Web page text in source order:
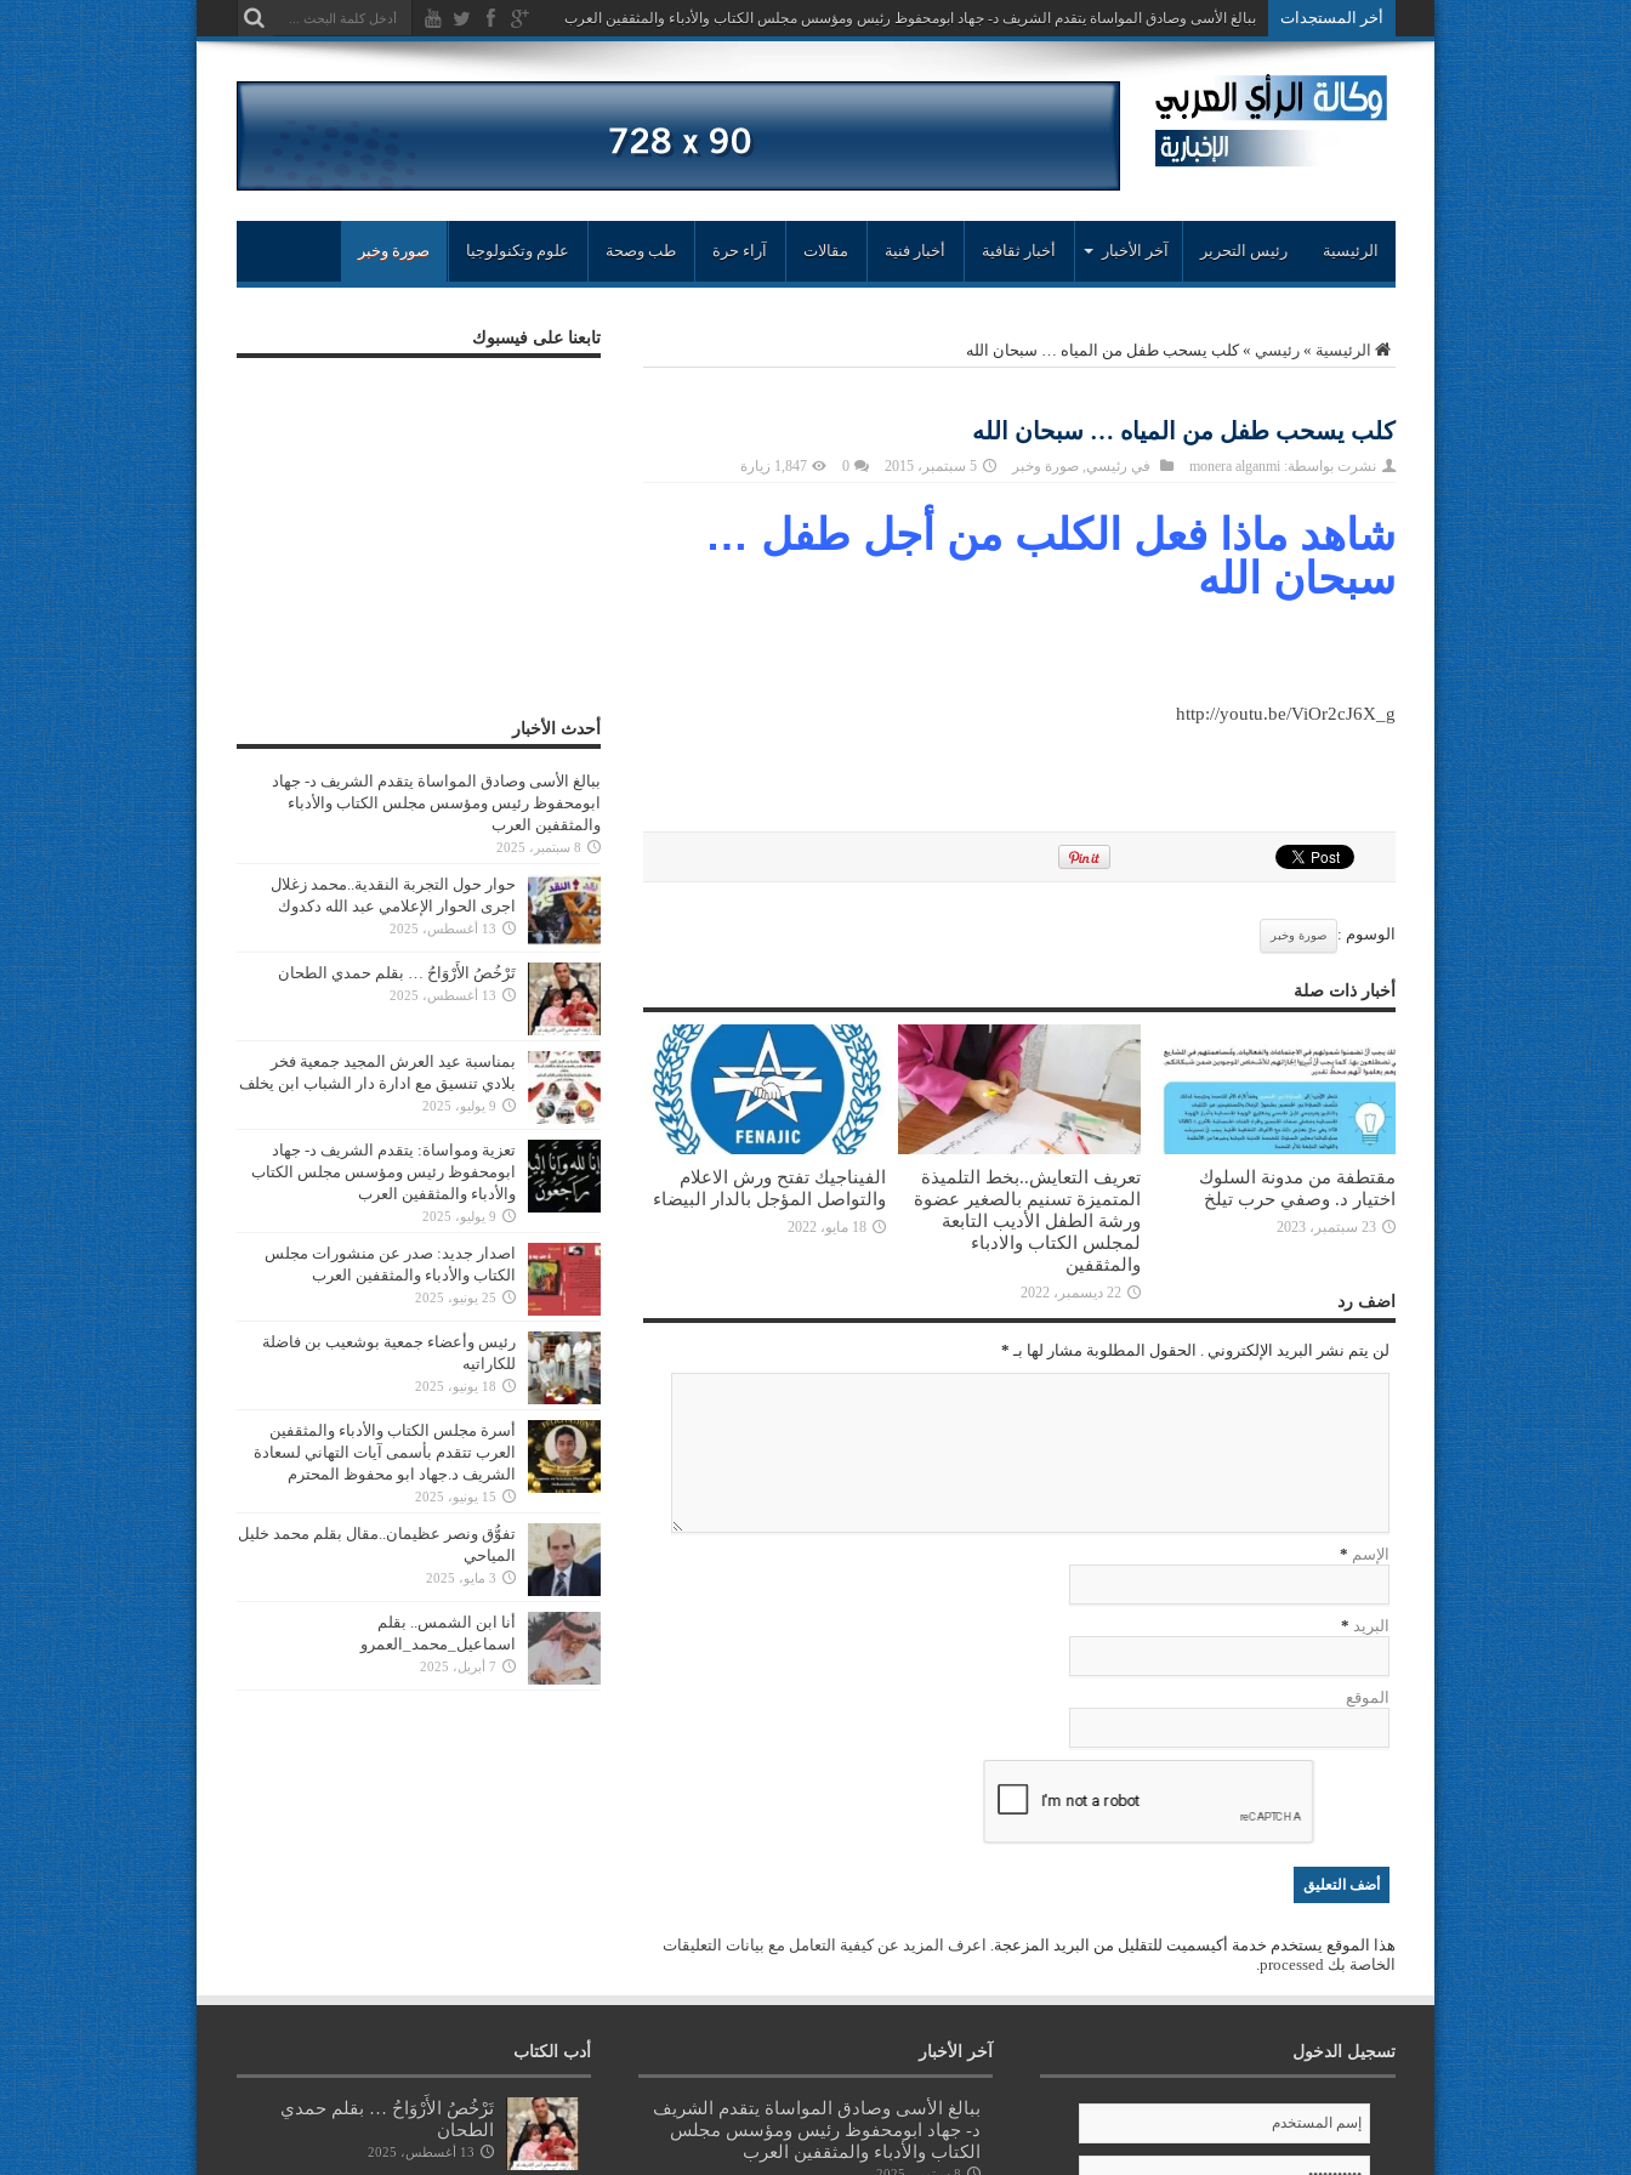
أخر المستجدات حوار حول التجر
الرئيسية رئيس التحرير آخر الأخبار أخبار ثقافية أخبار فنية مقالات آراء حرة طب وصحة علوم وتكنولوجيا صورة وخبر
الرئيسية »رئيسي »كلب يسحب طفل من المياه … سبحان الله
كلب يسحب طفل من المياه … سبحان الله
نشرت بواسطة:monera alganmi في رئيسي, صورة وخبر 5 سبتمبر، 2015 0 1,847 زيارة
شاهد ماذا فعل الكلب من أجل طفل …
سبحان الله
http://youtu.be/ViOr2cJ6X_g
الوسوم : صورة وخبر
أخبار ذات صلة
مقتطفة من مدونة السلوك
اختيار د. وصفي حرب تيلخ
23 سبتمبر، 2023
تعريف التعايش..بخط التلميذة
المتميزة تسنيم بالصغير عضوة
ورشة الطفل الأديب التابعة
لمجلس الكتاب والادباء
والمثقفين
22 ديسمبر، 2022
الفيناجيك تفتح ورش الاعلام
والتواصل المؤجل بالدار البيضاء
18 مايو، 2022
اضف رد
لن يتم نشر البريد الإلكتروني . الحقول المطلوبة مشار لها بـ *
الإسم *
البريد *
الموقع
هذا الموقع يستخدم خدمة أكيسميت للتقليل من البريد المزعجة. اعرف المزيد عن كيفية التعامل مع بيانات التعليقات
الخاصة بك processed
.
تابعنا على فيسبوك
أحدث الأخبار
ببالغ الأسى وصادق المواساة يتقدم الشريف د- جهاد
ابومحفوظ رئيس ومؤسس مجلس الكتاب والأدباء
والمثقفين العرب
8 سبتمبر، 2025
حوار حول التجربة النقدية..محمد زغلال
اجرى الحوار الإعلامي عبد الله دكدوك
13 أغسطس، 2025
تَرْخُصُ الأَرْوَاحُ … بقلم حمدي الطحان
13 أغسطس، 2025
بمناسبة عيد العرش المجيد جمعية فخر
بلادي تنسيق مع ادارة دار الشباب ابن يخلف
9 يوليو، 2025
تعزية ومواساة: يتقدم الشريف د- جهاد
ابومحفوظ رئيس ومؤسس مجلس الكتاب
والأدباء والمثقفين العرب
9 يوليو، 2025
اصدار جديد: صدر عن منشورات مجلس
الكتاب والأدباء والمثقفين العرب
25 يونيو، 2025
رئيس وأعضاء جمعية بوشعيب بن فاضلة
للكاراتيه
18 يونيو، 2025
أسرة مجلس الكتاب والأدباء والمثقفين
العرب تتقدم بأسمى آيات التهاني لسعادة
الشريف د.جهاد ابو محفوظ المحترم
15 يونيو، 2025
تفوُّق ونصر عظيمان..مقال بقلم محمد خليل
المياحي
3 مايو، 2025
أنا ابن الشمس.. بقلم
اسماعيل_محمد_العمرو
7 أبريل، 2025
تسجيل الدخول آخر الأخبار
ببالغ الأسى وصادق المواساة يتقدم الشريف
د- جهاد ابومحفوظ رئيس ومؤسس مجلس
الكتاب والأدباء والمثقفين العرب
أدب الكتاب
تَرْخُصُ الأَرْوَاحُ … بقلم حمدي
الطحان
13 أغسطس، 2025